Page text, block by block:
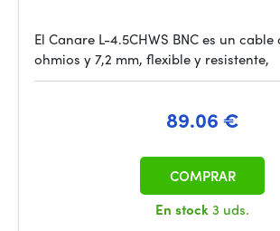
El Canare L-4.5CHWS BNC es un
ohmios y 7,2 mm, flexible y resistente,
89.06 €
En stock3 uds.
COMPRAR